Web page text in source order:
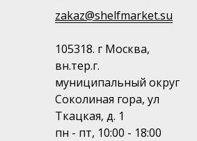
zakaz@shelfmarket.su
105318. г Москва,
вн.тер.г.
муниципальный округ
Соколиная гора, ул
Ткацкая, д. 1
пн - пт, 10:00 - 18:00